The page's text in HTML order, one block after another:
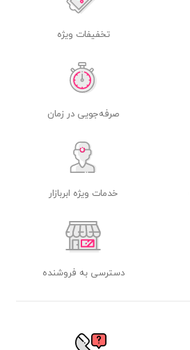
تخفیفات ویژه
صرفه‌جویی در زمان
خدمات ویژه ابربازار
دسترسی به فروشنده